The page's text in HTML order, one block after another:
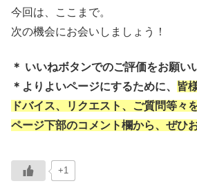
今回は、ここまで。
次の機会にお会いしましょう！
＊ いいねボタンでのご評価をお願い
＊よりよいページにするために、 皆
ドバイス、リクエスト、ご質問等々
ページ下部のコメント欄から、ぜひ
+1